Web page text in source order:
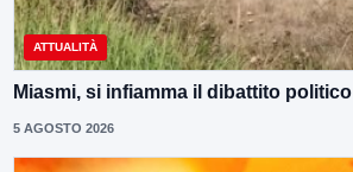
ATTUALITÀ
Miasmi, si infiamma il dibattito politico
5 AGOSTO 2026